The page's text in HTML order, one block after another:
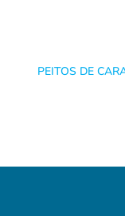
PEITOS DE